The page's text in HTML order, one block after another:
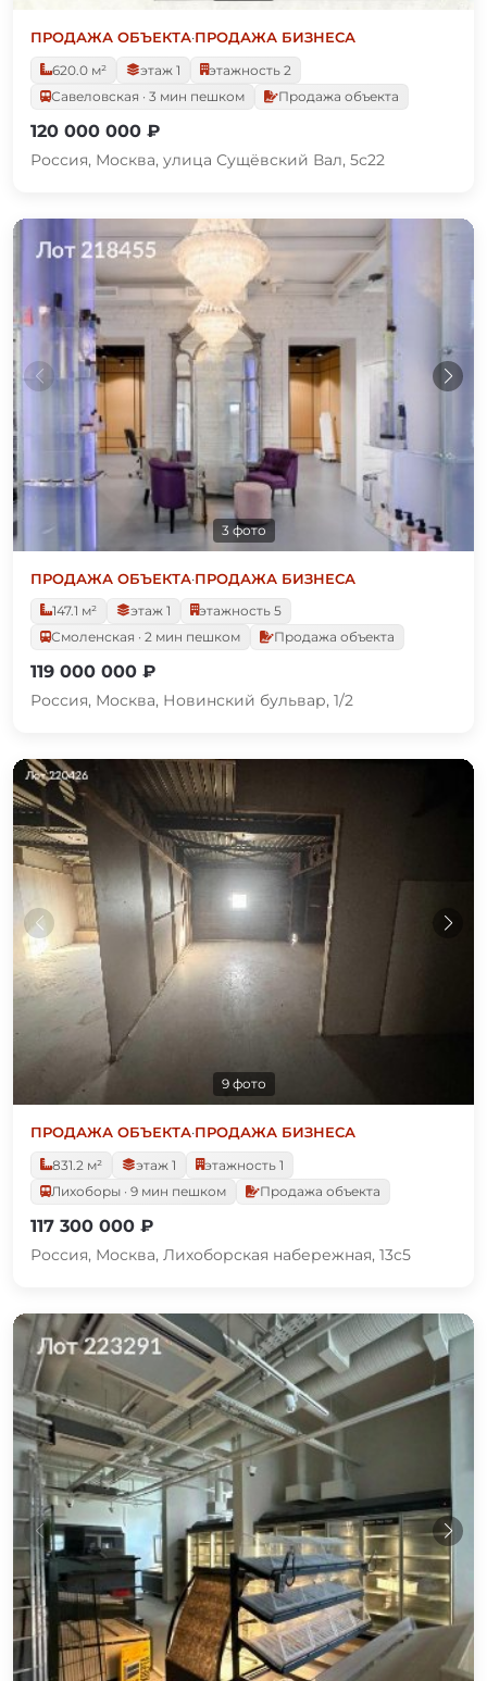
ПРОДАЖА ОБЪЕКТА·ПРОДАЖА БИЗНЕСА
620.0 м²
этаж 1
этажность 2
Савеловская · 3 мин пешком
Продажа объекта
120 000 000 ₽
Россия, Москва, улица Сущёвский Вал, 5с22
3 фото
ПРОДАЖА ОБЪЕКТА·ПРОДАЖА БИЗНЕСА
147.1 м²
этаж 1
этажность 5
Смоленская · 2 мин пешком
Продажа объекта
119 000 000 ₽
Россия, Москва, Новинский бульвар, 1/2
9 фото
ПРОДАЖА ОБЪЕКТА·ПРОДАЖА БИЗНЕСА
831.2 м²
этаж 1
этажность 1
Лихоборы · 9 мин пешком
Продажа объекта
117 300 000 ₽
Россия, Москва, Лихоборская набережная, 13с5